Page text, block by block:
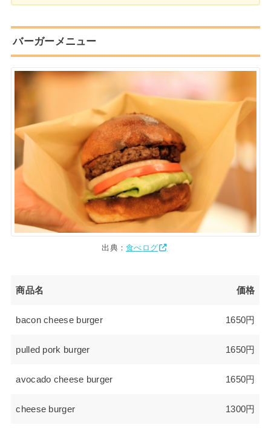
バーガーメニュー
出典：食べログ
商品名 価格
bacon cheese burger 1650円
pulled pork burger 1650円
avocado cheese burger 1650円
cheese burger 1300円